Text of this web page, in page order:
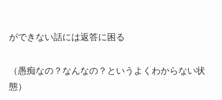
ができない話には返答に困る
（愚痴なの？なんなの？というよくわからない状
態）